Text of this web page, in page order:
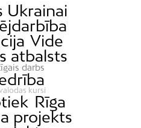
Ukrainai
Vide
atbalsts
darbs
kursi
Rīga
projekts